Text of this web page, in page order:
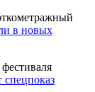
в новых
спецпоказ